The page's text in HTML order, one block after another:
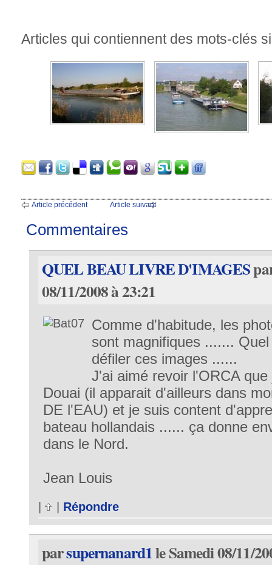
Articles qui contiennent des mots-clés
Article précédent Article suivant
Commentaires
QUEL BEAU LIVRE D'IMAGES
08/11/2008 à 23:21
Comme d'habitude, les
sont magnifiques .......
défiler ces images ......
J'ai aimé revoir l'ORCA
Douai (il apparait d'ailleurs dans
DE l'EAU) et je suis content
bateau hollandais ...... ça donne
dans le Nord.
Jean Louis
Répondre
parsupernanard1le Samedi 08/11/